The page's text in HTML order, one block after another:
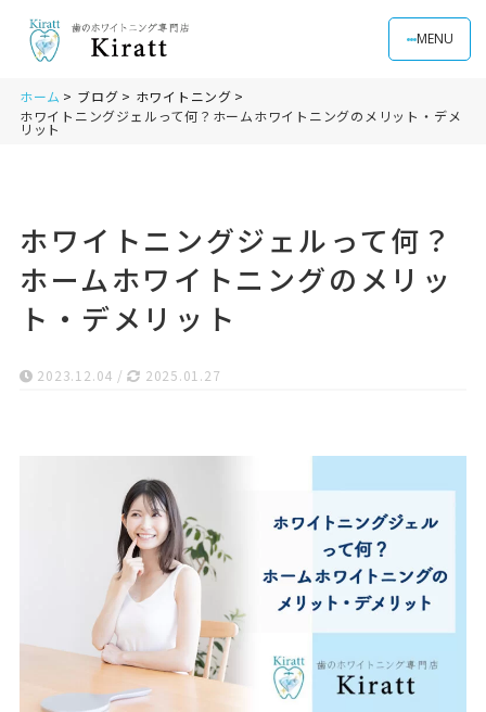
MENU
ホーム ブログ
ホワイトニング
ホワイトニングジェルって何？ホームホワイトニングのメリット・デメ
リット
ホワイトニングジェルって何？
ホームホワイトニングのメリッ
ト・デメリット
2023.12.04 / 2025.01.27